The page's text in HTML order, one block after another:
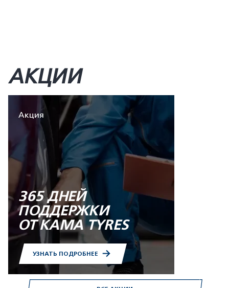
АКЦИИ
Акция
365 ДНЕЙ
ПОДДЕРЖКИ
ОТ KAMA TYRES
УЗНАТЬ ПОДРОБНЕЕ